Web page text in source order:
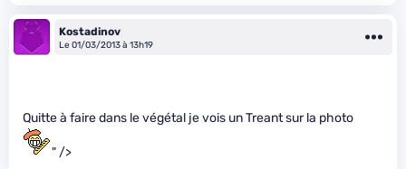
Kostadinov
Le 01/03/2013 à 13h19
Quitte à faire dans le végétal je vois un Treant sur la photo
" />